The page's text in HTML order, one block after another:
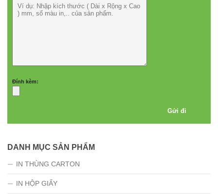
Đính kèm:
DANH MỤC SẢN PHẨM
IN THÙNG CARTON
IN HỘP GIẤY